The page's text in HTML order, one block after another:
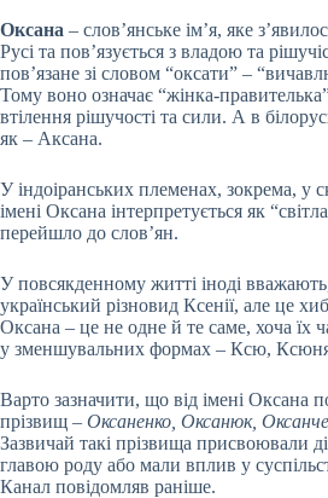
Оксана – слов’янське ім’я, яке
Русі та пов’язується з владою та
пов’язане зі словом “оксати” –
Тому воно означає “жінка-
втілення рішучості та сили. А в
як – Аксана.
У індоіранських племенах, зокрема, у
імені Оксана інтерпретується як
перейшло до слов’ян.
У повсякденному житті іноді
український різновид Ксенії, але це
Оксана – це не одне й те саме, хоча їх
у зменшувальних формах – Ксю,
Варто зазначити, що від імені Оксана
прізвищ – Оксаненко, Оксанюк,
Зазвичай такі прізвища присвоювали
главою роду або мали вплив у
Канал повідомляв раніше.